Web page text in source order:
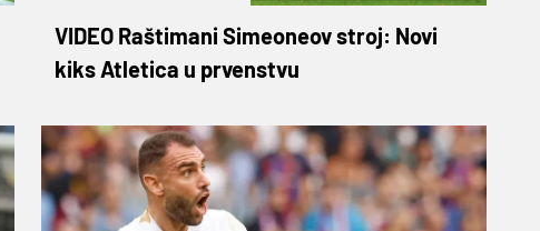
VIDEO Raštimani Simeoneov stroj: Novi
kiks Atletica u prvenstvu